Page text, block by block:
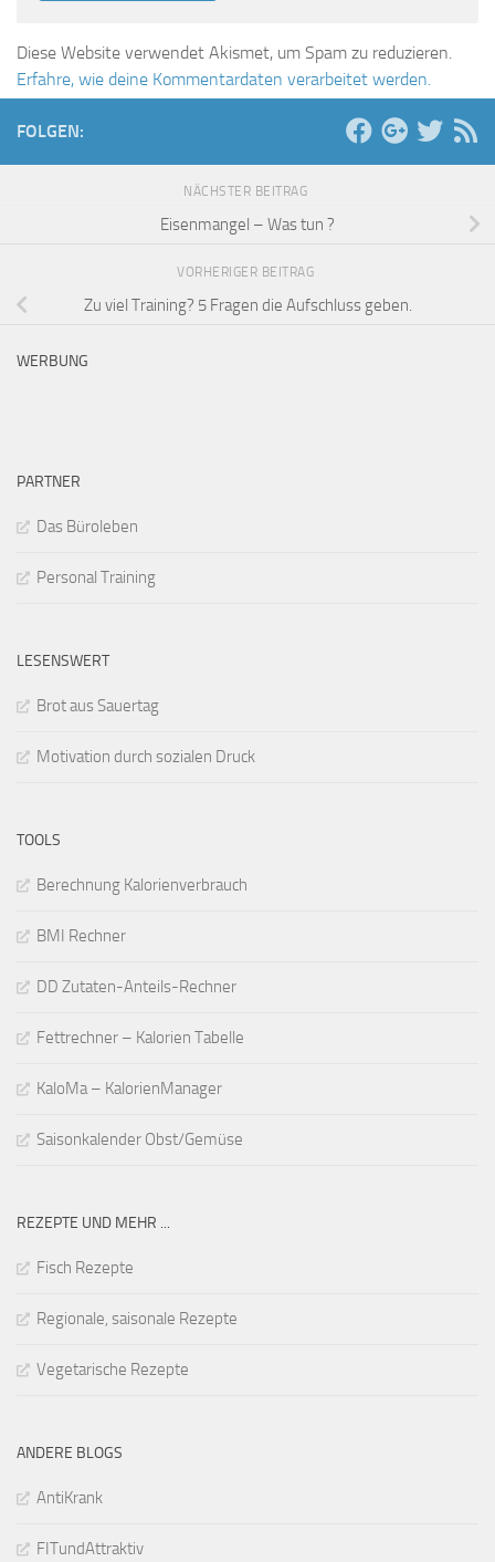
Diese Website verwendet Akismet, um Spam zu reduzieren.
Erfahre, wie deine Kommentardaten verarbeitet werden.
FOLGEN:
NÄCHSTER BEITRAG
Eisenmangel – Was tun ?
VORHERIGER BEITRAG
Zu viel Training? 5 Fragen die Aufschluss geben.
WERBUNG
PARTNER
Das Büroleben
Personal Training
LESENSWERT
Brot aus Sauertag
Motivation durch sozialen Druck
TOOLS
Berechnung Kalorienverbrauch
BMI Rechner
DD Zutaten-Anteils-Rechner
Fettrechner – Kalorien Tabelle
KaloMa – KalorienManager
Saisonkalender Obst/Gemüse
REZEPTE UND MEHR ...
Fisch Rezepte
Regionale, saisonale Rezepte
Vegetarische Rezepte
ANDERE BLOGS
AntiKrank
FITundAttraktiv